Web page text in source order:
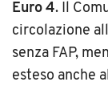
Euro 4. Il
circolazione
senza FAP,
esteso anche